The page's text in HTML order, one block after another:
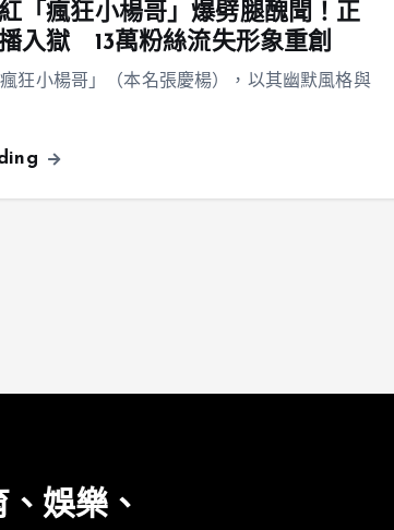
「瘋狂小楊哥」爆劈腿醜聞！正
入獄 13萬粉絲流失形象重創
狂小楊哥」（本名張慶楊），以其幽默風格與
娛樂、